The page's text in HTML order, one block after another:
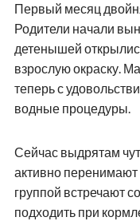
Первый месяц
Родители начали
детенышей
взрослую окраску.
теперь с
водные процедуры.
Сейчас выдрятам
активно
группой встречают
подходить при